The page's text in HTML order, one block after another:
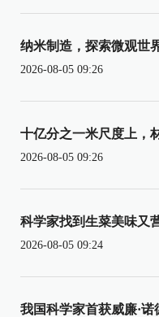
纳米制造，探索微观世
2026-08-05 09:26
十亿分之一米尺度上，
2026-08-05 09:26
科学家找到生菜美味又
2026-08-05 09:24
我国科学家首获威廉·诺